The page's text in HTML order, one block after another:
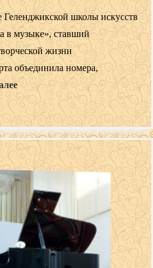
Геленджикской школы искусств
в музыке», ставший
жизни
объединила номера,